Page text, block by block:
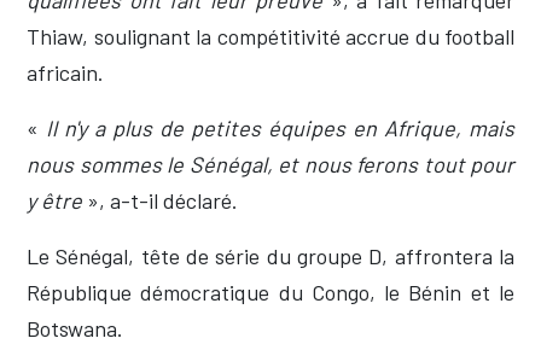
Thiaw, soulignant la compétitivité accrue du football
africain.
« Il n'y a plus de petites équipes en Afrique, mais
nous sommes le Sénégal, et nous ferons tout pour
y être », a-t-il déclaré.
Le Sénégal, tête de série du groupe D, affrontera la
République démocratique du Congo, le Bénin et le
Botswana.